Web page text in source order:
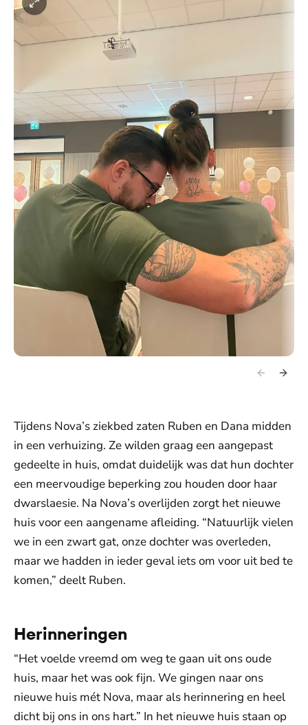
Tijdens Nova’s ziekbed zaten Ruben en Dana midden
in een verhuizing. Ze wilden graag een aangepast
gedeelte in huis, omdat duidelijk was dat hun dochter
een meervoudige beperking zou houden door haar
dwarslaesie. Na Nova’s overlijden zorgt het nieuwe
huis voor een aangename afleiding. “Natuurlijk vielen
we in een zwart gat, onze dochter was overleden,
maar we hadden in ieder geval iets om voor uit bed te
komen,” deelt Ruben.
Herinneringen
“Het voelde vreemd om weg te gaan uit ons oude
huis, maar het was ook fijn. We gingen naar ons
nieuwe huis mét Nova, maar als herinnering en heel
dicht bij ons in ons hart.” In het nieuwe huis staan op